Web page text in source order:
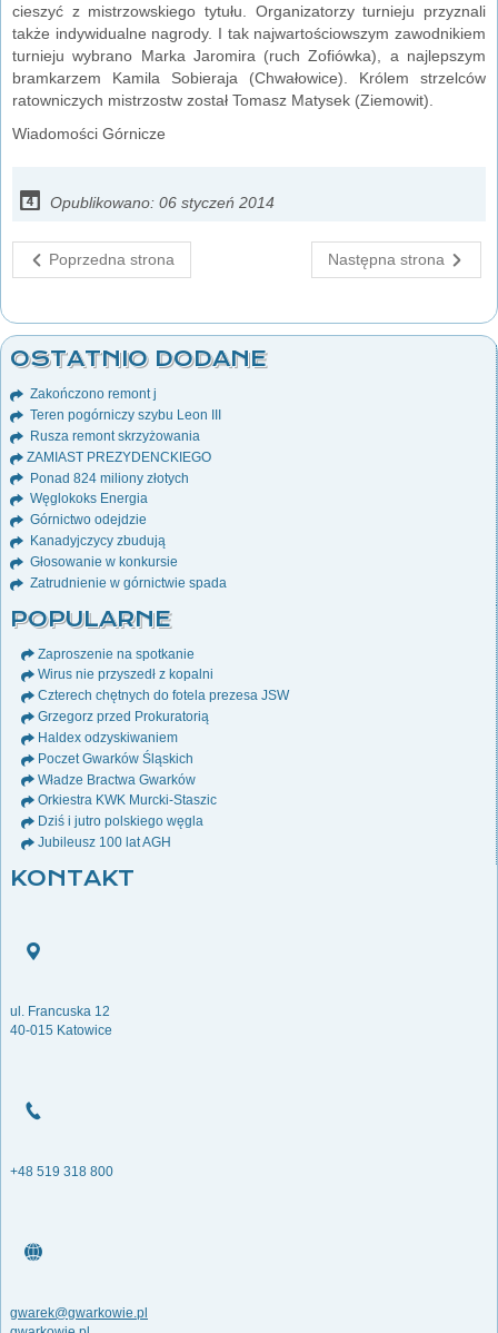
cieszyć z mistrzowskiego tytułu. Organizatorzy turnieju przyznali
także indywidualne nagrody. I tak najwartościowszym zawodnikiem
turnieju wybrano Marka Jaromira (ruch Zofiówka), a najlepszym
bramkarzem Kamila Sobieraja (Chwałowice). Królem strzelców
ratowniczych mistrzostw został Tomasz Matysek (Ziemowit).
Wiadomości Górnicze
Opublikowano: 06 styczeń 2014
Poprzedna strona Następna strona
OSTATNIO DODANE
Zakończono remont j
Teren pogórniczy szybu Leon III
Rusza remont skrzyżowania
ZAMIAST PREZYDENCKIEGO
Ponad 824 miliony złotych
Węglokoks Energia
Górnictwo odejdzie
Kanadyjczycy zbudują
Głosowanie w konkursie
Zatrudnienie w górnictwie spada
POPULARNE
Zaproszenie na spotkanie
Wirus nie przyszedł z kopalni
Czterech chętnych do fotela prezesa JSW
Grzegorz przed Prokuratorią
Haldex odzyskiwaniem
Poczet Gwarków Śląskich
Władze Bractwa Gwarków
Orkiestra KWK Murcki-Staszic
Dziś i jutro polskiego węgla
Jubileusz 100 lat AGH
KONTAKT
ul. Francuska 12
40-015 Katowice
+48 519 318 800
gwarek@gwarkowie.pl